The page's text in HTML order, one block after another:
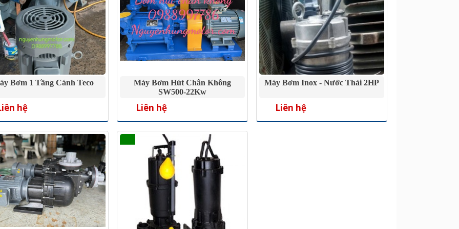
Bơm 1 Tầng Cánh Teco
hệ
Máy Bơm Hút Chân Không
SW500-22Kw
Liên hệ
Máy Bơm Inox - Nước Thải 2HP
Liên hệ